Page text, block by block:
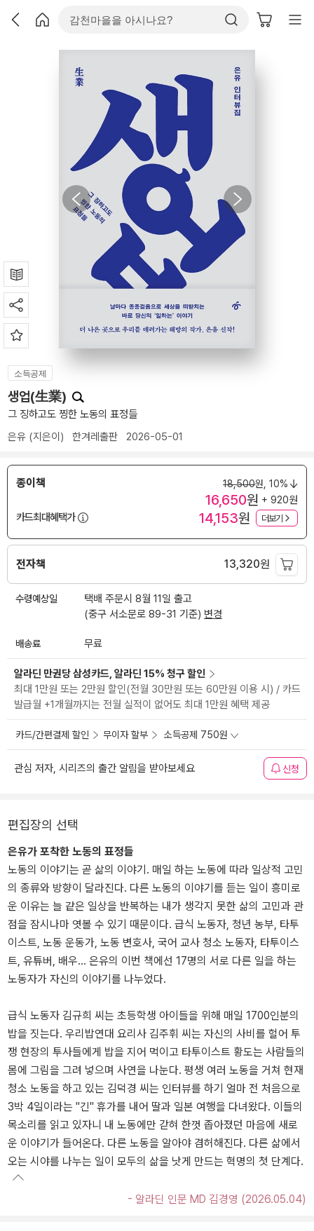
소득공제
생업(生業)
그 징하고도 찡한 노동의 표정들
은유 (지은이) 한겨레출판 2026-05-01
종이책 18,500원, 10%
16,650원 + 920원
카드최대혜택가
14,153원 더보기
전자책 13,320원
수령예상일
택배 주문시 8월 11일 출고
(중구 서소문로 89-31 기준) 변경
배송료 무료
알라딘 만권당 삼성카드, 알라딘 15% 청구 할인
최대 1만원 또는 2만원 할인(전월 30만원 또는 60만원 이용 시) / 카드
발급월 +1개월까지는 전월 실적이 없어도 최대 1만원 혜택 제공
카드/간편결제 할인 무이자 할부 소득공제 750원
관심 저자, 시리즈의 출간 알림을 받아보세요 신청
편집장의 선택
은유가 포착한 노동의 표정들
노동의 이야기는 곧 삶의 이야기. 매일 하는 노동에 따라 일상적 고민
의 종류와 방향이 달라진다. 다른 노동의 이야기를 듣는 일이 흥미로
운 이유는 늘 같은 일상을 반복하는 내가 생각지 못한 삶의 고민과 관
점을 잠시나마 엿볼 수 있기 때문이다. 급식 노동자, 청년 농부, 타투
이스트, 노동 운동가, 노동 변호사, 국어 교사 청소 노동자, 타투이스
트, 유튜버, 배우... 은유의 이번 책에선 17명의 서로 다른 일을 하는
노동자가 자신의 이야기를 나누었다.
급식 노동자 김규희 씨는 초등학생 아이들을 위해 매일 1700인분의
밥을 짓는다. 우리밥연대 요리사 김주휘 씨는 자신의 사비를 헐어 투
쟁 현장의 투사들에게 밥을 지어 먹이고 타투이스트 황도는 사람들의
몸에 그림을 그려 넣으며 사연을 나눈다. 평생 여러 노동을 거쳐 현재
청소 노동을 하고 있는 김덕경 씨는 인터뷰를 하기 얼마 전 처음으로
3박 4일이라는 "긴" 휴가를 내어 딸과 일본 여행을 다녀왔다. 이들의
목소리를 읽고 있자니 내 노동에만 갇혀 한껏 좁아졌던 마음에 새로
운 이야기가 들어온다. 다른 노동을 알아야 겸허해진다. 다른 삶에서
오는 시야를 나누는 일이 모두의 삶을 낫게 만드는 혁명의 첫 단계다.
- 알라딘 인문 MD 김경영 (2026.05.04)